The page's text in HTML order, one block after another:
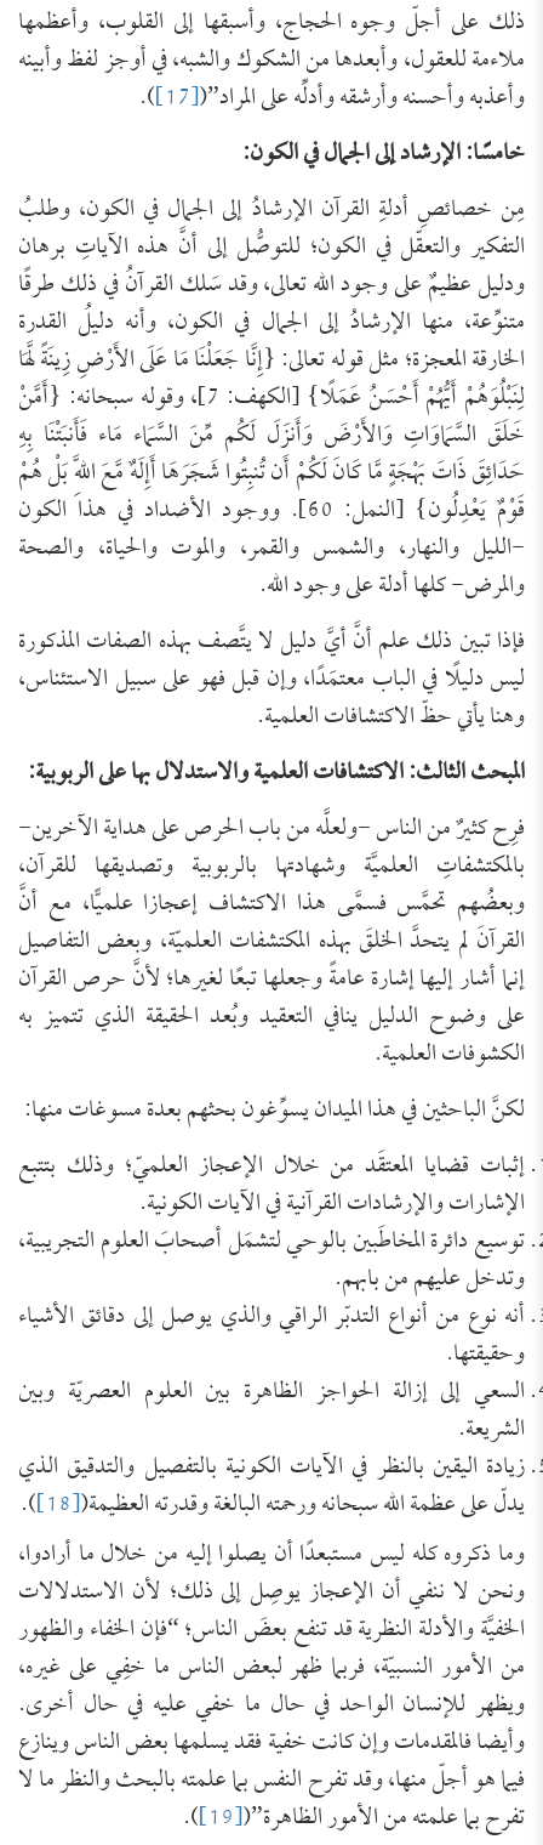
ذلك على أجلّ وجوه الحجاج، وأسبقها إلى القلوب، وأعظمها
ملاءمة للعقول، وأبعدها من الشكوك والشبه، في أوجز لفظ وأبينه
وأعذبه وأحسنه وأرشقه وأدلِّه على المراد”([17]
).
خامسًا: الإرشاد إلى الجمال في الكون:
مِن خصائصِ أدلةِ القرآن الإرشادُ إلى الجمال في الكون، وطلبُ
التفكير والتعقّل في الكون؛ للتوصُّل إلى أنَّ هذه الآياتِ برهان
ودليل عظيمٌ على وجود الله تعالى، وقد سَلك القرآنُ في ذلك طرقًا
متنوِّعة، منها الإرشادُ إلى الجمال في الكون، وأنه دليلُ القدرة
الخارقة المعجزة؛ مثل قوله تعالى: {إِنَّا جَعَلْنَا مَا عَلَى الأَرْضِ زِينَةً لَّهَا
لِنَبْلُوَهُمْ أَيُّهُمْ أَحْسَنُ عَمَلًا} [الكهف: 7]، وقوله سبحانه: {أَمَّنْ
خَلَقَ السَّمَاوَاتِ وَالأَرْضَ وَأَنزَلَ لَكُم مِّنَ السَّمَاء مَاء فَأَنبَتْنَا بِهِ
حَدَائِقَ ذَاتَ بَهْجَةٍ مَّا كَانَ لَكُمْ أَن تُنبِتُوا شَجَرَهَا أَإِلَهٌ مَّعَ اللَّهِ بَلْ هُمْ
قَوْمٌ يَعْدِلُون} [النمل: 60]. ووجود الأضداد في هذا الكون
-الليل والنهار، والشمس والقمر، والموت والحياة، والصحة
والمرض- كلها أدلة على وجود الله.
فإذا تبين ذلك علم أنَّ أيَّ دليل لا يتَّصف بهذه الصفات المذكورة
ليس دليلًا في الباب معتمَدًا، وإن قبل فهو على سبيل الاستئناس،
وهنا يأتي حظّ الاكتشافات العلمية.
المبحث الثالث: الاكتشافات العلمية والاستدلال بها على الربوبية:
فرِح كثيرٌ من الناس -ولعلَّه من باب الحرص على هداية الآخرين-
بالمكتشفاتِ العلميَّة وشهادتها بالربوبية وتصديقها للقرآن،
وبعضُهم تحمَّس فسمَّى هذا الاكتشاف إعجازا علميًّا، مع أنَّ
القرآنَ لم يتحدَّ الخلقَ بهذه المكتشفات العلميّة، وبعض التفاصيل
إنما أشار إليها إشارة عامةً وجعلها تبعًا لغيرها؛ لأنَّ حرص القرآن
على وضوح الدليل ينافي التعقيد وبُعد الحقيقة الذي تتميز به
الكشوفات العلمية.
لكنَّ الباحثين في هذا الميدان يسوِّغون بحثهم بعدة مسوغات منها:
إثبات قضايا المعتقَد من خلال الإعجاز العلميّ؛ وذلك بتتبع
الإشارات والإرشادات القرآنية في الآيات الكونية.
توسيع دائرة المخاطَبين بالوحي لتشمَل أصحابَ العلوم التجريبية،
وتدخل عليهم من بابهم.
أنه نوع من أنواع التدبّر الراقي والذي يوصل إلى دقائق الأشياء
وحقيقتها.
السعي إلى إزالة الحواجز الظاهرة بين العلوم العصريّة وبين
الشريعة.
زيادة اليقين بالنظر في الآيات الكونية بالتفصيل والتدقيق الذي
يدلّ على عظمة الله سبحانه ورحمته البالغة وقدرته العظيمة([18]
).
وما ذكروه كله ليس مستبعدًا أن يصلوا إليه من خلال ما أرادوا،
ونحن لا ننفي أن الإعجاز يوصِل إلى ذلك؛ لأن الاستدلالات
الخفيَّة والأدلة النظرية قد تنفع بعضَ الناس؛ “فإن الخفاء والظهور
من الأمور النسبيّة، فربما ظهر لبعض الناس ما خفِي على غيره،
ويظهر للإنسان الواحد في حال ما خفي عليه في حال أخرى.
وأيضا فالمقدمات وإن كانت خفية فقد يسلمها بعض الناس وينازع
فيما هو أجلّ منها، وقد تفرح النفس بما علمته بالبحث والنظر ما لا
تفرح بما علمته من الأمور الظاهرة”([19]
).